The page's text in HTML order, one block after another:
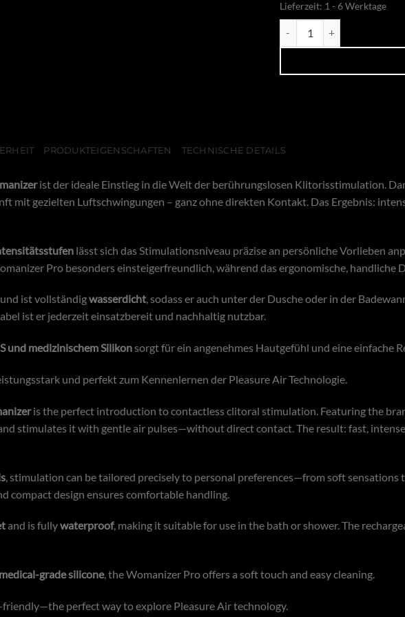
Lieferzeit: 1 - 6 Werktage
PRODUKTEIGENSCHAFTEN TECHNISCHE DETAILS
ist der ideale Einstieg in die Welt der berührungslosen Klitorisstimulation.
mit gezielten Luftschwingungen – ganz ohne direkten Kontakt. Das Ergebnis:
lässt sich das Stimulationsniveau präzise an persönliche Vorlieben
Pro besonders einsteigerfreundlich, während das ergonomische, handliche
ist vollständigwasserdicht, sodass er auch unter der Dusche oder in der
ist er jederzeit einsatzbereit und nachhaltig nutzbar.
und medizinischem Silikonsorgt für ein angenehmes Hautgefühl und eine einfache
und perfekt zum Kennenlernen der Pleasure Air Technologie.
is the perfect introduction to contactless clitoral stimulation. Featuring the
stimulates it with gentle air pulses—without direct contact. The result: fast,
, stimulation can be tailored precisely to personal preferences—from soft
compact design ensures comfortable handling.
and is fullywaterproof, making it suitable for use in the bath or shower. The
grade silicone, the Womanizer Pro offers a soft touch and easy cleaning.
perfect way to explore Pleasure Air technology.